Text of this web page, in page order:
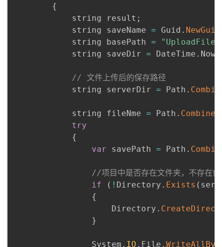
{
            string result
;
            string saveName
= Guid . NewGuid
            string basePath
= "UploadFile"
            string saveDir
= DateTime . Now
// 文件上传后的保存路径
            string serverDir
= Path .
            string fileNme
= Path . Combine
try
{
var savePath = Path .
//项目中是否存在文件夹，不存在创
if
( ! Directory . Exists (
{
                    Directory
.
}
                System
. IO . File .